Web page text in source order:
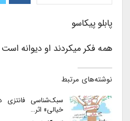
پابلو پیکاسو
همه فکر میکردند او دیوانه است
نوشته‌های مرتبط
سبک‌شناسی فانتزی
خیالی» اثر…